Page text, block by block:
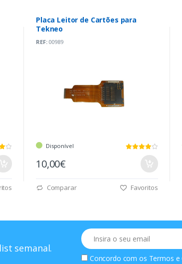
Placa Leitor de Cartões para
Tekneo
REF:00989
Disponível
10,00€
Comparar Favoritos
semanal.
Email
Concordo com os Termos e